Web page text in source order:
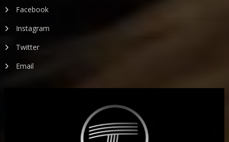
Facebook
Instagram
Twitter
Email